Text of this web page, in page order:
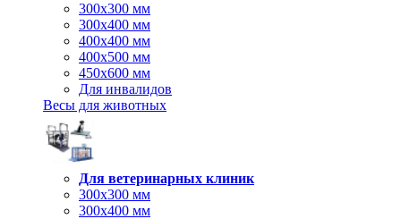
300х300 мм
300х400 мм
400х400 мм
400х500 мм
450х600 мм
Для инвалидов
Весы для животных
Для ветеринарных клиник
300х300 мм
300х400 мм